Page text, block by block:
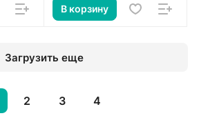
В корзину
Загрузить еще
2 3 4